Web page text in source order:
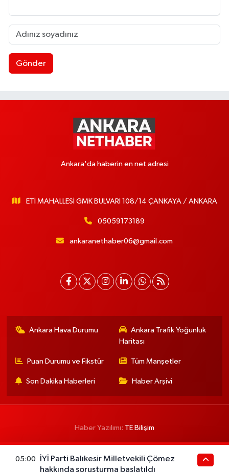
Gönder
Ankara'da haberin en net adresi
ETİ MAHALLESİ GMK BULVARI 108/14 ÇANKAYA / ANKARA
05059173189
ankaranethaber06@gmail.com
Ankara Hava Durumu
Ankara Trafik Yoğunluk
Haritası
Puan Durumu ve Fikstür Tüm Manşetler
Son Dakika Haberleri Haber Arşivi
Haber Yazılımı: TE Bilişim
05:00
İYİ Parti Balıkesir Milletvekili Çömez
hakkında soruşturma başlatıldı